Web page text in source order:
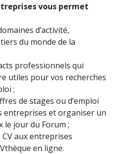
vous permet
d’activité,
du monde de la
professionnels qui
utiles pour vos recherches
;
de stages ou d’emploi
entreprises et organiser un
le jour du Forum ;
aux entreprises
en ligne.